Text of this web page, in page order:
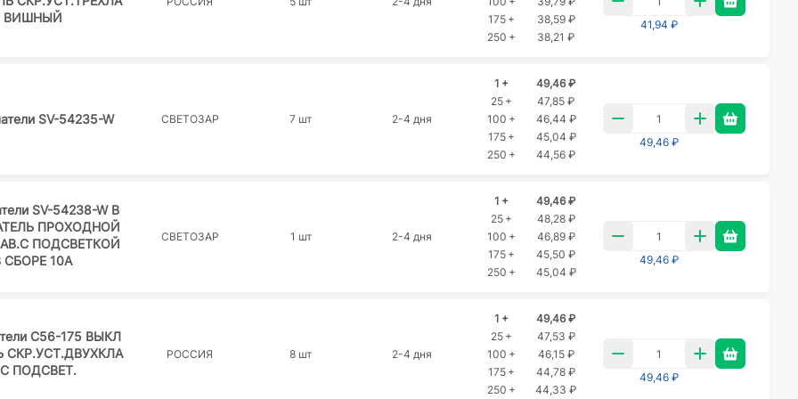
ВИШНЫЙ
175 +
38,59 ₽
250 +
38,21 ₽
41,94 ₽
SV-54235-W СВЕТОЗАР 7 шт 2-4 дня
1 +
49,46 ₽
25 +
47,85 ₽
100 +
46,44 ₽
175 +
45,04 ₽
250 +
44,56 ₽
49,46 ₽
SV-54238-W В
ПРОХОДНОЙ
ПОДСВЕТКОЙ
СБОРЕ 10А
СВЕТОЗАР 1 шт 2-4 дня
1 +
49,46 ₽
25 +
48,28 ₽
100 +
46,89 ₽
175 +
45,50 ₽
250 +
45,04 ₽
49,46 ₽
С56-175 ВЫКЛ
СКР.УСТ.ДВУХКЛА
ПОДСВЕТ.
РОССИЯ 8 шт 2-4 дня
1 +
49,46 ₽
25 +
47,53 ₽
100 +
46,15 ₽
175 +
44,78 ₽
250 +
44,33 ₽
49,46 ₽